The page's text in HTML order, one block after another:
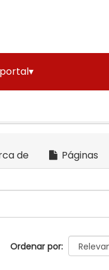
de Páginas
Ordenar por